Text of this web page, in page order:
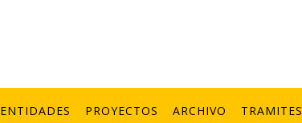
ENTIDADES PROYECTOS ARCHIVO TRAMITES